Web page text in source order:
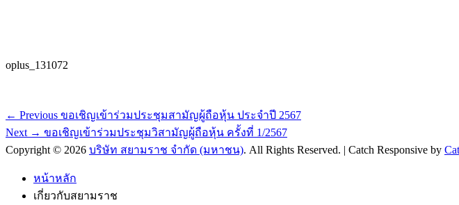
oplus_131072
Post
navigation
← Previous Previous
post:
ขอเชิญเข้าร่วมประชุมสามัญผู้ถือหุ้น ประจำปี 2567
Next → Next
post:
ขอเชิญเข้าร่วมประชุมวิสามัญผู้ถือหุ้น ครั้งที่ 1/2567
Copyright © 2026 บริษัท สยามราช จำกัด (มหาชน). All Rights Reserved. | Catch Responsive by
หน้าหลัก
เกี่ยวกับสยามราช